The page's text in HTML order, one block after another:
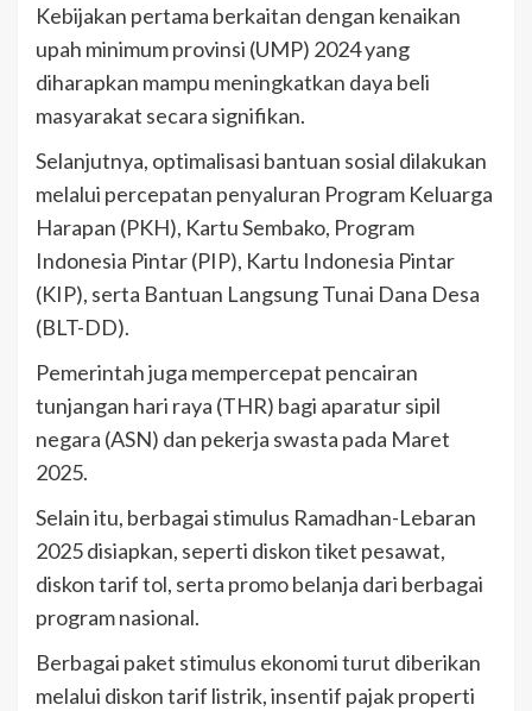
Kebijakan pertama berkaitan dengan kenaikan
upah minimum provinsi (UMP) 2024 yang
diharapkan mampu meningkatkan daya beli
masyarakat secara signifikan.
Selanjutnya, optimalisasi bantuan sosial dilakukan
melalui percepatan penyaluran Program Keluarga
Harapan (PKH), Kartu Sembako, Program
Indonesia Pintar (PIP), Kartu Indonesia Pintar
(KIP), serta Bantuan Langsung Tunai Dana Desa
(BLT-DD).
Pemerintah juga mempercepat pencairan
tunjangan hari raya (THR) bagi aparatur sipil
negara (ASN) dan pekerja swasta pada Maret
2025.
Selain itu, berbagai stimulus Ramadhan-Lebaran
2025 disiapkan, seperti diskon tiket pesawat,
diskon tarif tol, serta promo belanja dari berbagai
program nasional.
Berbagai paket stimulus ekonomi turut diberikan
melalui diskon tarif listrik, insentif pajak properti